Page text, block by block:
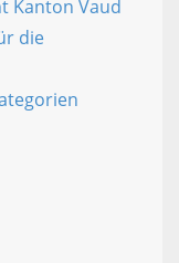
Kanton Vaud
die